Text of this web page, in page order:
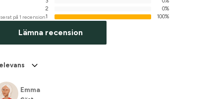
på 1 recension
2
0%
1
100%
Lämna recension
Emma